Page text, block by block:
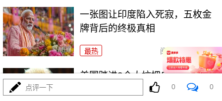
一张图让印度陷入死寂，五枚金
牌背后的终极真相
最热 阅读 10747
美国踏进3个大坑把自己埋了！恐
点评一下 0 0